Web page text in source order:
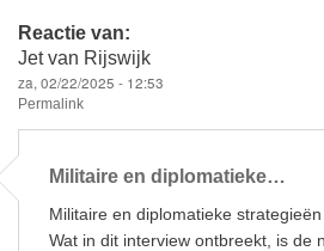
ar
e
c
e
b
o
o
k
y
Reactie van:
Jet van Rijswijk
za, 02/22/2025 - 12:53
Permalink
Militaire en diplomatieke…
Militaire en diplomatieke
Wat in dit interview ontbreekt, is de